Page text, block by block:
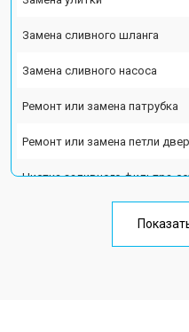
Замена сливного шланга
Замена сливного насоса
Ремонт или замена патрубка
Ремонт или замена петли
Чистка заливного фильтра-
Ремонт теплообменника